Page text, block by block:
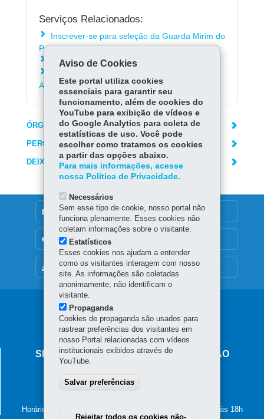
Serviços Relacionados:
Inscrever-se para seleção da Guarda Mirim do
Paraná
Consultar a Rede de Ensino do Paraná
Adultos - EJA
ÓRGÃO RESPONSÁVEL
PERGUNTAS FREQUENTES
DEIXE SUA OPINIÃO
MAPA DO SITE
DENUNCIE CORRUPÇÃO
OUVIDORIA
SECRETARIA DE ESTADO DA EDUCAÇÃO
80610-011-Curitiba
Horário de atendimento: de segunda a sexta-feira, das 8h às 18h
Aviso de Cookies
Este portal utiliza cookies
essenciais para garantir seu
funcionamento, além de cookies do
YouTube para exibição de vídeos e
do Google Analytics para coleta de
estatísticas de uso. Você pode
escolher como tratamos os cookies
a partir das opções abaixo.
Para mais informações, acesse
nossa Política de Privacidade.
Necessários
Sem esse tipo de cookie, nosso portal não
funciona plenamente. Esses cookies não
coletam informações sobre o visitante.
Estatísticos
Esses cookies nos ajudam a entender
como os visitantes interagem com nosso
site. As informações são coletadas
anonimamente, não identificam o
visitante.
Propaganda
Cookies de propaganda são usados para
rastrear preferências dos visitantes em
nosso Portal relacionadas com vídeos
institucionais exibidos através do
YouTube.
Salvar preferências
Rejeitar todos os cookies não-